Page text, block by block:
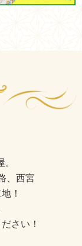
、西宮
！
さい！